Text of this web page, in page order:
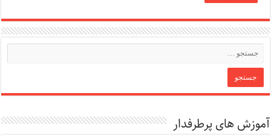
آموزش های پرطرفدار